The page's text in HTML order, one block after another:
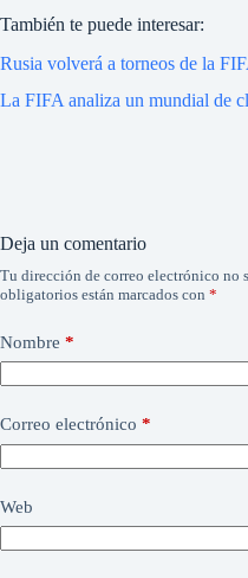
También te puede interesar:
Rusia volverá a torneos de la
La FIFA analiza un mundial de
Deja un comentario
Tu dirección de correo electrónico no
obligatorios están marcados con *
Nombre *
Correo electrónico *
Web